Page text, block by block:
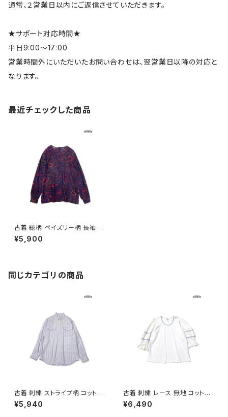
通常、２営業日以内にご返信させていただきます。
★サポート対応時間★
平日9:00～17:00
営業時間外にいただいたお問い合わせは、翌営業日以降の対応と
なります。
最近チェックした商品
古着 総柄 ペイズリー柄 長袖 ブ
ラウス 赤紫 紺 ボルドー (ttu24
09009)
¥5,900
同じカテゴリの商品
古着 刺繍 ストライプ柄 コットン
100％ 長袖 シャツ パステル 紫
(ttu2603112)
¥5,940
古着 刺繍 レース 無地 コットン
七分袖 ブラウス 白 (ttu26060
27)
¥6,490